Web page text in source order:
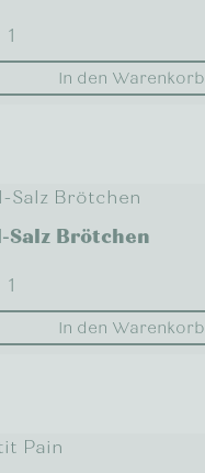
In den Warenkorb
Salz Brötchen
In den Warenkorb